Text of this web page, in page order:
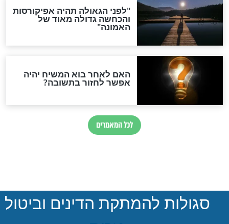
ההסכם החשאי של טראמפ
ואיראן: בלי שקיפות ועם הרבה
המסמך האבוד שנחשף
הנדיר של הרשב"ם התגלה